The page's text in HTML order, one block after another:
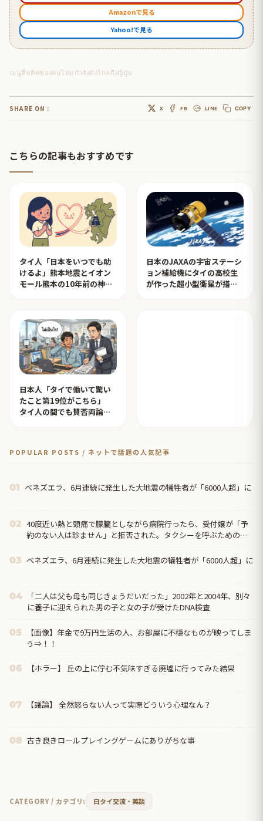
Amazonで見る
Yahoo!で見る
เมนูสิ้นคิดของคนไทย กำลังดังไกลถึงญี่ปุ่น
SHARE ON : X FB LINE COPY
こちらの記事もおすすめです
タイ人「日本をいつでも助
けるよ」熊本地震とイオン
モール熊本の10年前の神対
日本のJAXAの宇宙ステーシ
ョン補給機にタイの高校生
が作った超小型衛星が搭載
日本人「タイで働いて驚い
たこと第19位がこちら」
タイ人の間でも賛否両論
POPULAR POSTS / ネットで話題の人気記事
01 ベネズエラ、6月連続に発生した大地震の犠牲者が「6000人超」に
02 40度近い熱と頭痛で朦朧としながら病院行ったら、受付嬢が「予
約のない人は診ません」と拒否された。タクシーを呼ぶための電
03 ベネズエラ、6月連続に発生した大地震の犠牲者が「6000人超」に
04
「二人は父も母も同じきょうだいだった」2002年と2004年、別々
に養子に迎えられた男の子と女の子が受けたDNA検査
05
【画像】年金で9万円生活の人、お部屋に不穏なものが映ってしま
う⇒！！
06 【ホラー】 丘の上に佇む不気味すぎる廃墟に行ってみた結果
07 【議論】 全然怒らない人って実際どういう心理なん？
08 古き良きロールプレイングゲームにありがちな事
CATEGORY / カテゴリ: 日タイ交流・美談